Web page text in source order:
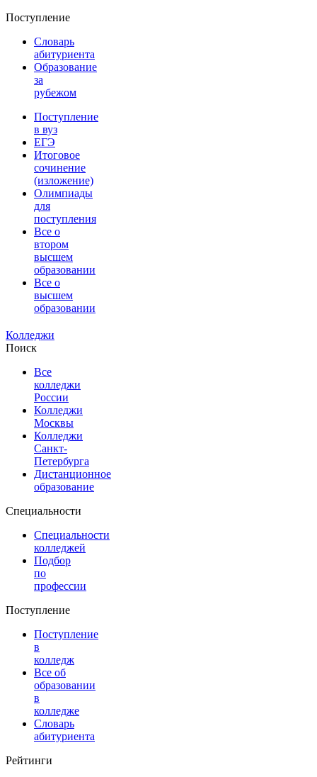
Поступление
Словарь
абитуриента
Образование
за
рубежом
Поступление
в вуз
ЕГЭ
Итоговое
сочинение
(изложение)
Олимпиады
для
поступления
Все о
втором
высшем
образовании
Все о
высшем
образовании
Колледжи
Поиск
Все
колледжи
России
Колледжи
Москвы
Колледжи
Санкт-
Петербурга
Дистанционное
образование
Специальности
Специальности
колледжей
Подбор
по
профессии
Поступление
Поступление
в
колледж
Все об
образовании
в
колледже
Словарь
абитуриента
Рейтинги